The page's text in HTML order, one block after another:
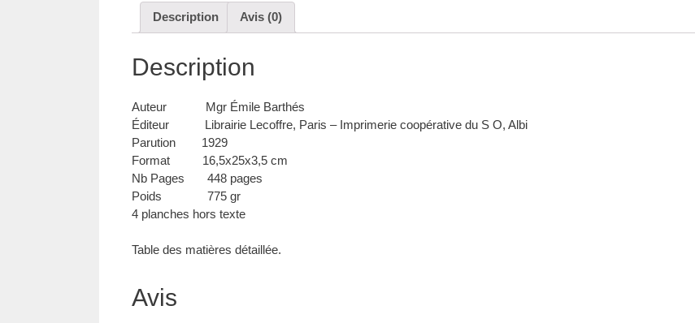
Description Avis (0)
Description
Auteur Mgr Émile Barthés
Éditeur Librairie Lecoffre, Paris – Imprimerie coopérative du S O, Albi
Parution 1929
Format 16,5x25x3,5 cm
Nb Pages 448 pages
Poids 775 gr
4 planches hors texte
Table des matières détaillée.
Avis